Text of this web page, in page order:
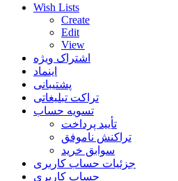
Wish Lists
Create
Edit
View
اشتراک ویژه
اینماد
پشتیبانی
تراکت تبلیغاتی
تسویه حساب
تأیید پرداخت
تراکنش ناموفق
سوابق خرید
جزئیات حساب کاربری
حساب کاربری